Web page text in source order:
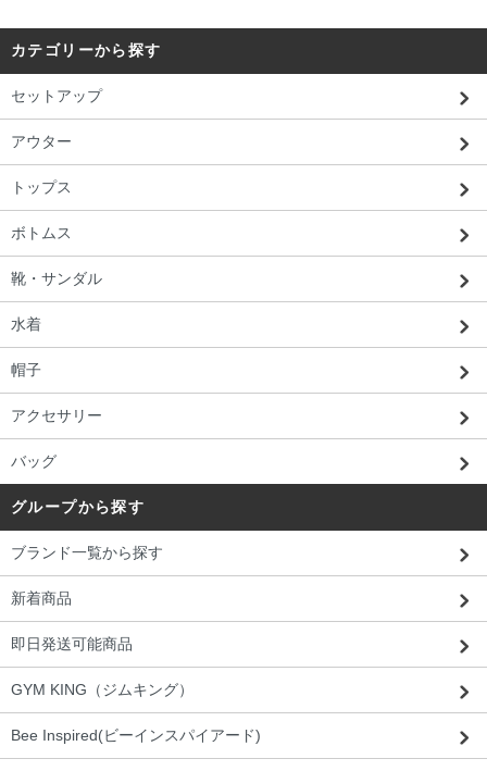
カテゴリーから探す
セットアップ
アウター
トップス
ボトムス
靴・サンダル
水着
帽子
アクセサリー
バッグ
グループから探す
ブランド一覧から探す
新着商品
即日発送可能商品
GYM KING（ジムキング）
Bee Inspired(ビーインスパイアード)